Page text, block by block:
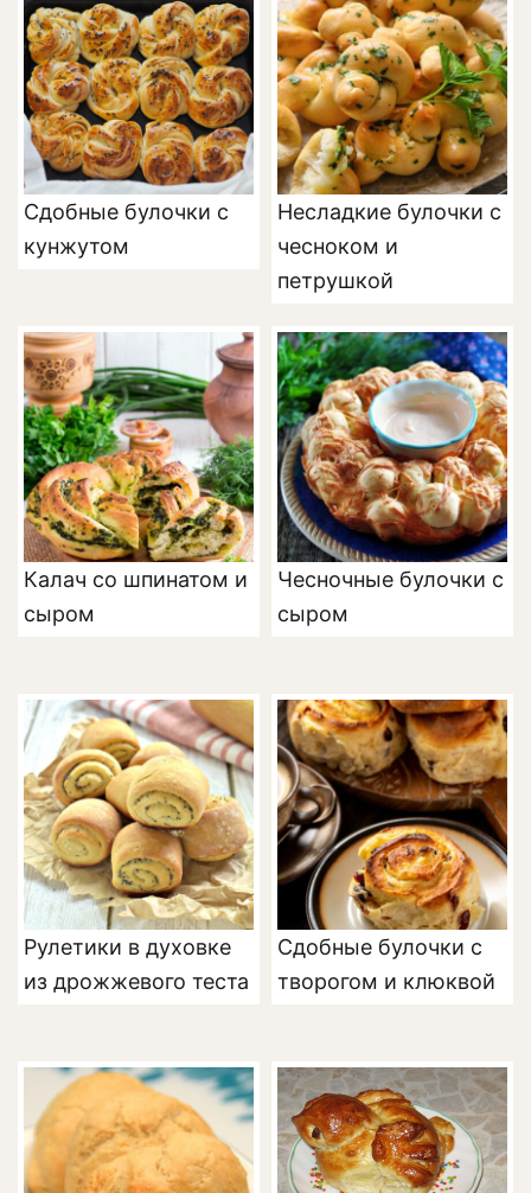
Сдобные булочки с
кунжутом
Несладкие булочки с
чесноком и
петрушкой
Калач со шпинатом и
сыром
Чесночные булочки с
сыром
Рулетики в духовке
из дрожжевого теста
Сдобные булочки с
творогом и клюквой